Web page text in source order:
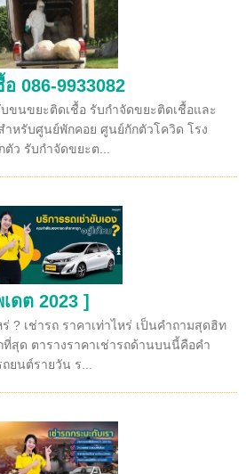
086-9933082
ขนขยะติดเชื้อ รับกำจัดขยะติดเชื้อและ
ำหรับศูนย์พักคอย ศูนย์กักตัวโควิด โรง
ว รับกำจัดขยะต...
ดต 2023 ]
ร่ ? เช่ารถ ราคาเท่าไหร่ เป็นคำถามสุดฮิท
สุด ตารางราคาเช่ารถด้านบนนี้คือคำ
ยนต์รายวัน ร...